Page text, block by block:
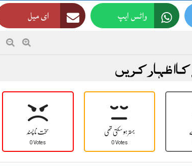
واٹس ایپ ای میل
کا اظہار کریں
سخت نا پسند
0 Votes
بہتر ہو سکتی تھی
0 Votes